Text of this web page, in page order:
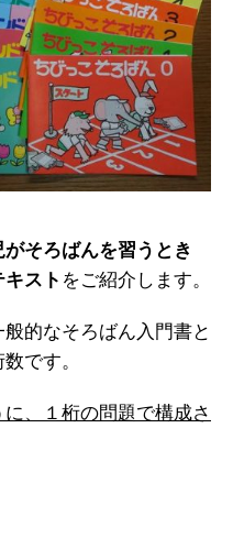
そろばんを習うとき
スト をご紹介します。
的なそろばん入門書と
です。
、１桁の問題で構成さ